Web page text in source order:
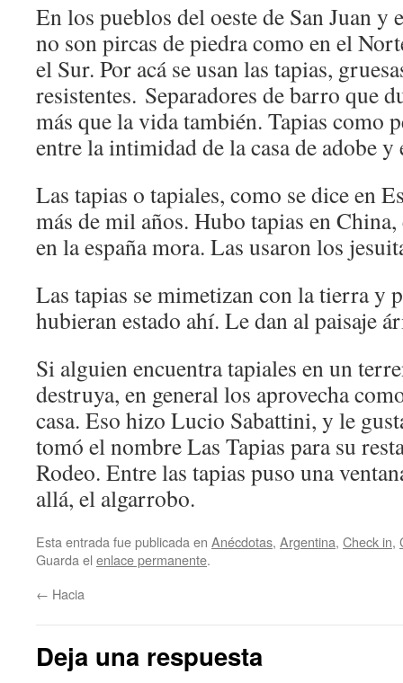
En los pueblos del oeste de San Juan
no son pircas de piedra como en el
el Sur. Por acá se usan las tapias,
resistentes. Separadores de barro que
más que la vida también. Tapias como
entre la intimidad de la casa de adobe
Las tapias o tapiales, como se dice en
más de mil años. Hubo tapias en
en la españa mora. Las usaron los
Las tapias se mimetizan con la tierra y
hubieran estado ahí. Le dan al paisaje
Si alguien encuentra tapiales en un
destruya, en general los aprovecha
casa. Eso hizo Lucio Sabattini, y le
tomó el nombre Las Tapias para su
Rodeo. Entre las tapias puso una
allá, el algarrobo.
Esta entrada fue publicada en Anécdotas, Argentina, Check in,
Guarda el enlace permanente.
← Hacia
Deja una respuesta